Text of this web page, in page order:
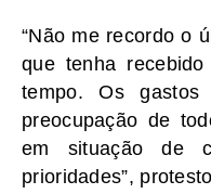
“Não me recordo o
que tenha
tempo. Os
preocupação de
em situação de
prioridades”,